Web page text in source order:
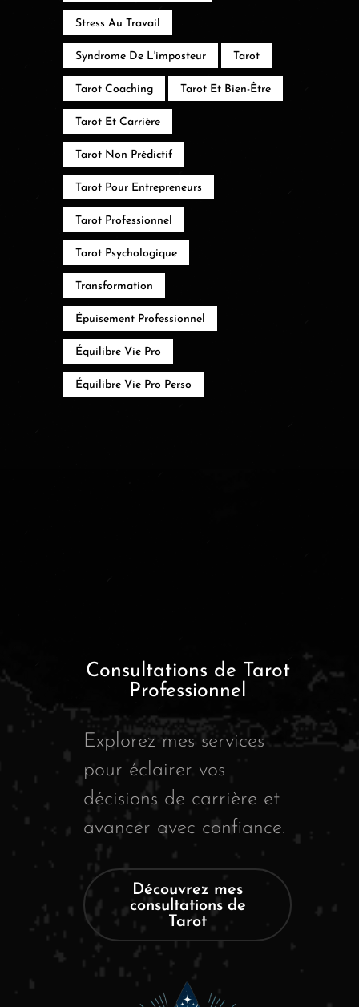
Stress Au Travail
Syndrome De L'imposteur Tarot
Tarot Coaching Tarot Et Bien-Être
Tarot Et Carrière
Tarot Non Prédictif
Tarot Pour Entrepreneurs
Tarot Professionnel
Tarot Psychologique
Transformation
Épuisement Professionnel
Équilibre Vie Pro
Équilibre Vie Pro Perso
Consultations de Tarot
Professionnel
Explorez mes services
pour éclairer vos
décisions de carrière et
avancer avec confiance.
Découvrez mes
consultations de
Tarot